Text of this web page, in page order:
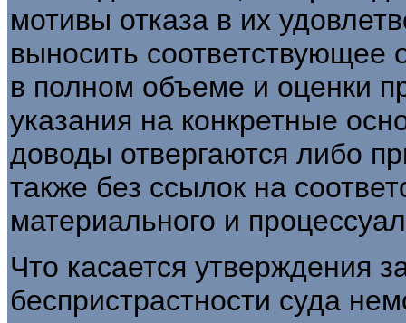
мотивы отказа в их
выносить соответствующее
в полном объеме и оценки
указания на конкретные
доводы отвергаются либо
также без ссылок на
материального и
Что касается утверждения
беспристрастности суда